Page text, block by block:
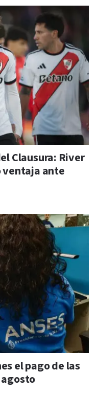
Clausura: River
ventaja ante
el pago de las